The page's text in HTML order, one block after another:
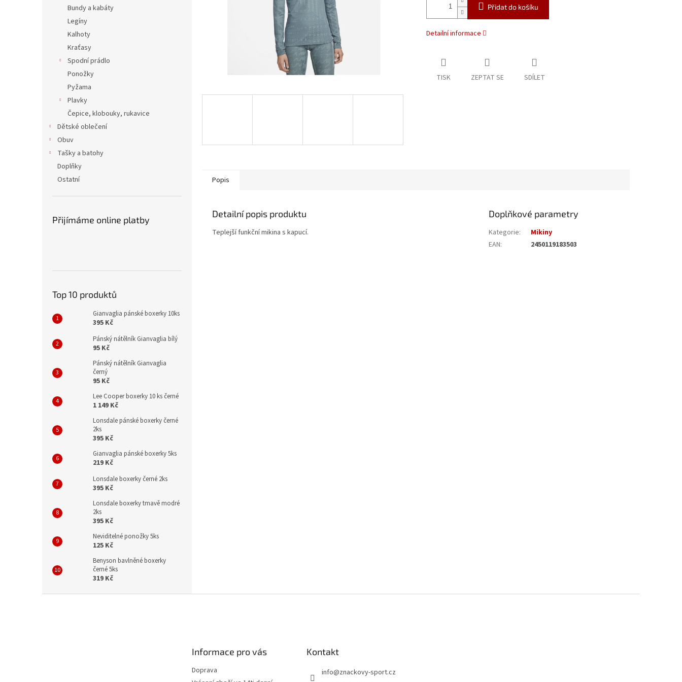
Bundy a kabáty
Legíny
Kalhoty
Kraťasy
Spodní prádlo
Ponožky
Pyžama
Plavky
Čepice, klobouky, rukavice
Dětské oblečení
Obuv
Tašky a batohy
Doplňky
Ostatní
Přijímáme online platby
Top 10 produktů
Gianvaglia pánské boxerky 10ks
395 Kč
Pánský nátělník Gianvaglia bílý
95 Kč
Pánský nátělník Gianvaglia
černý
95 Kč
Lee Cooper boxerky 10 ks černé
1 149 Kč
Lonsdale pánské boxerky černé
2ks
395 Kč
Gianvaglia pánské boxerky 5ks
219 Kč
Lonsdale boxerky černé 2ks
395 Kč
Lonsdale boxerky tmavě modré
2ks
395 Kč
Neviditelné ponožky 5ks
125 Kč
Benyson bavlněné boxerky
černé 5ks
319 Kč
Přidat do košíku
Detailní informace
TISK ZEPTAT SE SDÍLET
Popis
Detailní popis produktu
Teplejší funkční mikina s kapucí.
Doplňkové parametry
Kategorie:
Mikiny
EAN: 2450119183503
Informace pro vás
Doprava
Kontakt
info@znackovy-sport.cz